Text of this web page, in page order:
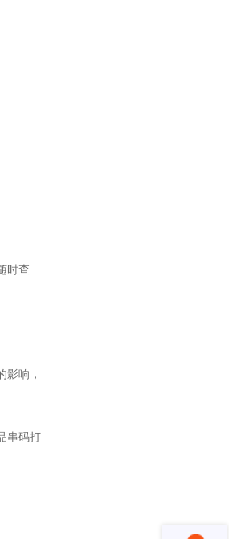
时查
响，
串码打